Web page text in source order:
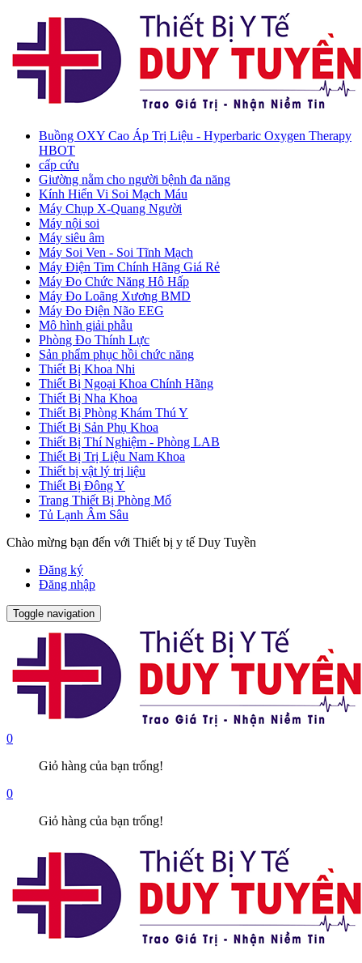
Buồng OXY Cao Áp Trị Liệu - Hyperbaric Oxygen Therapy
HBOT
cấp cứu
Giường nằm cho người bệnh đa năng
Kính Hiển Vi Soi Mạch Máu
Máy Chụp X-Quang Người
Máy nội soi
Máy siêu âm
Máy Soi Ven - Soi Tĩnh Mạch
Máy Điện Tim Chính Hãng Giá Rẻ
Máy Đo Chức Năng Hô Hấp
Máy Đo Loãng Xương BMD
Máy Đo Điện Não EEG
Mô hình giải phẫu
Phòng Đo Thính Lực
Sản phẩm phục hồi chức năng
Thiết Bị Khoa Nhi
Thiết Bị Ngoại Khoa Chính Hãng
Thiết Bị Nha Khoa
Thiết Bị Phòng Khám Thú Y
Thiết Bị Sản Phụ Khoa
Thiết Bị Thí Nghiệm - Phòng LAB
Thiết Bị Trị Liệu Nam Khoa
Thiết bị vật lý trị liệu
Thiết Bị Đông Y
Trang Thiết Bị Phòng Mổ
Tủ Lạnh Âm Sâu
Chào mừng bạn đến với Thiết bị y tế Duy Tuyền
Đăng ký
Đăng nhập
Toggle navigation
0
Giỏ hàng của bạn trống!
0
Giỏ hàng của bạn trống!